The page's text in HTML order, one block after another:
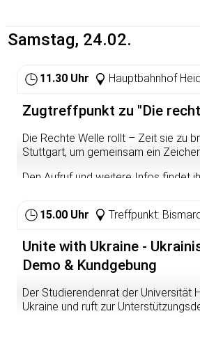
revolutionärer Politik von Grund auf
im ersten großen Prozess in
andauert und weswegen aktuell
Kampf fiel. Christa war 1973 zur
bis zum Beginn des Düsseldorfer
Gespräche. Eintritt frei. Freitag, 23.
Zenger-Str.
Samstag, 24.02.
11.30 Uhr Hauptbahnhof
Zugtreffpunkt zu "Die
Die Rechte Welle rollt – Zeit sie zu
Stuttgart, um gemeinsam ein
Den Aufruf und weitere Infos findet
15.00 Uhr Treffpunkt:
Unite with Ukraine -
Demo & Kundgebung
Der Studierendenrat der Universität
Ukraine und ruft zur